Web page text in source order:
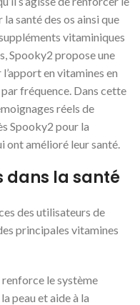
santé des os ainsi que
vitaminiques
Spooky2 propose une
en vitamines en
fréquence. Dans cette
réels de
Spooky2 pour la
ont amélioré leur santé.
dans la santé
des utilisateurs de
principales vitamines
le système
peau et aide à la